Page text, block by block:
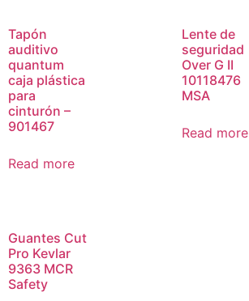
Tapón
auditivo
quantum
caja plástica
para
cinturón –
901467
Read more
Lente de
seguridad
Over G II
10118476
MSA
Read more
Guantes Cut
Pro Kevlar
9363 MCR
Safety